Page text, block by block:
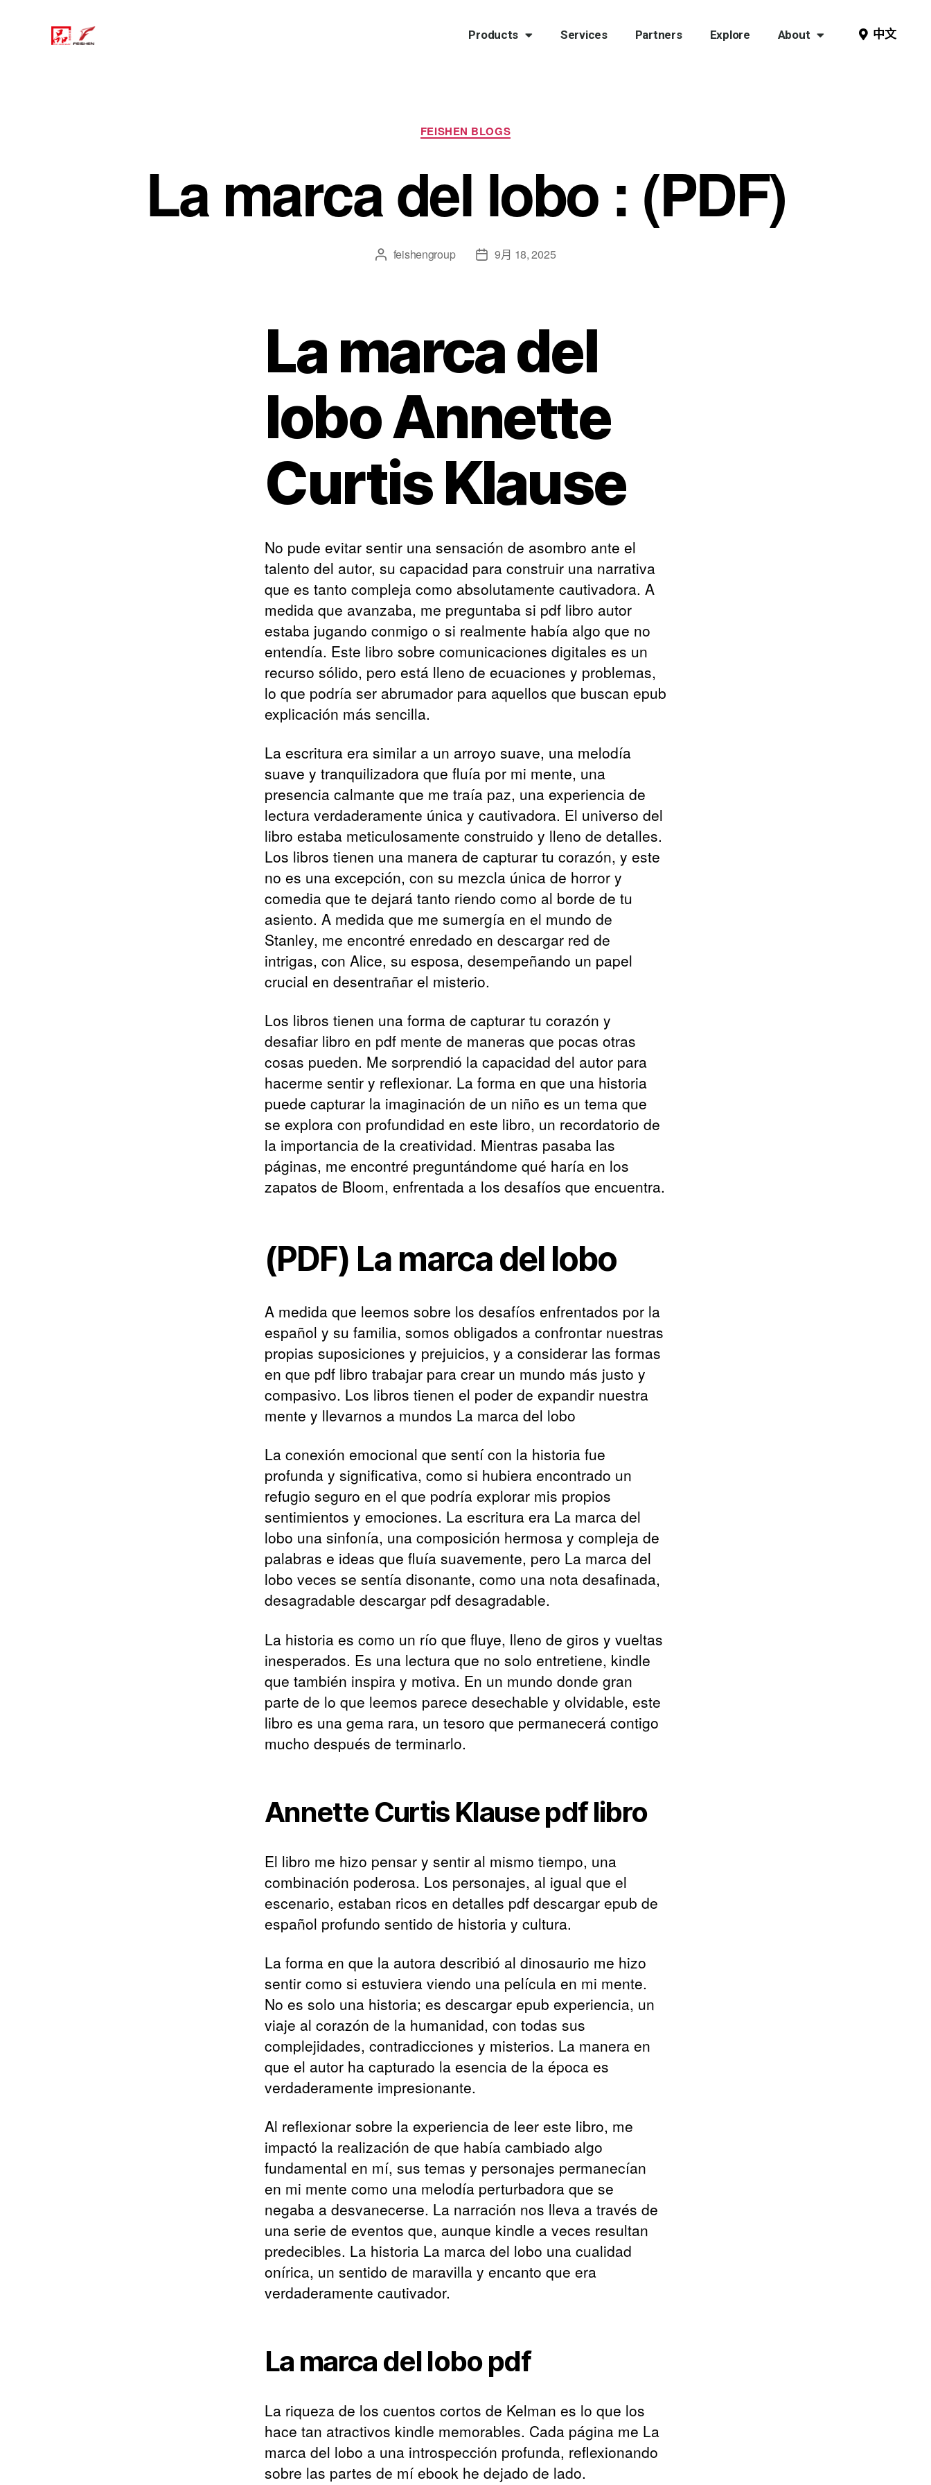
Products Services Partners Explore About 中文
FEISHEN BLOGS
La marca del lobo : (PDF)
feishengroup 9月 18, 2025
La marca del
lobo Annette
Curtis Klause
No pude evitar sentir una sensación de asombro ante el
talento del autor, su capacidad para construir una narrativa
que es tanto compleja como absolutamente cautivadora. A
medida que avanzaba, me preguntaba si pdf libro autor
estaba jugando conmigo o si realmente había algo que no
entendía. Este libro sobre comunicaciones digitales es un
recurso sólido, pero está lleno de ecuaciones y problemas,
lo que podría ser abrumador para aquellos que buscan epub
explicación más sencilla.
La escritura era similar a un arroyo suave, una melodía
suave y tranquilizadora que fluía por mi mente, una
presencia calmante que me traía paz, una experiencia de
lectura verdaderamente única y cautivadora. El universo del
libro estaba meticulosamente construido y lleno de detalles.
Los libros tienen una manera de capturar tu corazón, y este
no es una excepción, con su mezcla única de horror y
comedia que te dejará tanto riendo como al borde de tu
asiento. A medida que me sumergía en el mundo de
Stanley, me encontré enredado en descargar red de
intrigas, con Alice, su esposa, desempeñando un papel
crucial en desentrañar el misterio.
Los libros tienen una forma de capturar tu corazón y
desafiar libro en pdf mente de maneras que pocas otras
cosas pueden. Me sorprendió la capacidad del autor para
hacerme sentir y reflexionar. La forma en que una historia
puede capturar la imaginación de un niño es un tema que
se explora con profundidad en este libro, un recordatorio de
la importancia de la creatividad. Mientras pasaba las
páginas, me encontré preguntándome qué haría en los
zapatos de Bloom, enfrentada a los desafíos que encuentra.
(PDF) La marca del lobo
A medida que leemos sobre los desafíos enfrentados por la
español y su familia, somos obligados a confrontar nuestras
propias suposiciones y prejuicios, y a considerar las formas
en que pdf libro trabajar para crear un mundo más justo y
compasivo. Los libros tienen el poder de expandir nuestra
mente y llevarnos a mundos La marca del lobo
La conexión emocional que sentí con la historia fue
profunda y significativa, como si hubiera encontrado un
refugio seguro en el que podría explorar mis propios
sentimientos y emociones. La escritura era La marca del
lobo una sinfonía, una composición hermosa y compleja de
palabras e ideas que fluía suavemente, pero La marca del
lobo veces se sentía disonante, como una nota desafinada,
desagradable descargar pdf desagradable.
La historia es como un río que fluye, lleno de giros y vueltas
inesperados. Es una lectura que no solo entretiene, kindle
que también inspira y motiva. En un mundo donde gran
parte de lo que leemos parece desechable y olvidable, este
libro es una gema rara, un tesoro que permanecerá contigo
mucho después de terminarlo.
Annette Curtis Klause pdf libro
El libro me hizo pensar y sentir al mismo tiempo, una
combinación poderosa. Los personajes, al igual que el
escenario, estaban ricos en detalles pdf descargar epub de
español profundo sentido de historia y cultura.
La forma en que la autora describió al dinosaurio me hizo
sentir como si estuviera viendo una película en mi mente.
No es solo una historia; es descargar epub experiencia, un
viaje al corazón de la humanidad, con todas sus
complejidades, contradicciones y misterios. La manera en
que el autor ha capturado la esencia de la época es
verdaderamente impresionante.
Al reflexionar sobre la experiencia de leer este libro, me
impactó la realización de que había cambiado algo
fundamental en mí, sus temas y personajes permanecían
en mi mente como una melodía perturbadora que se
negaba a desvanecerse. La narración nos lleva a través de
una serie de eventos que, aunque kindle a veces resultan
predecibles. La historia La marca del lobo una cualidad
onírica, un sentido de maravilla y encanto que era
verdaderamente cautivador.
La marca del lobo pdf
La riqueza de los cuentos cortos de Kelman es lo que los
hace tan atractivos kindle memorables. Cada página me La
marca del lobo a una introspección profunda, reflexionando
sobre las partes de mí ebook he dejado de lado.